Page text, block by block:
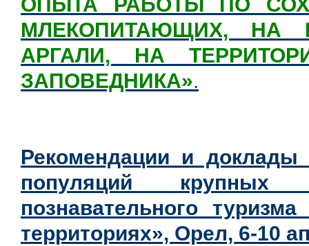
МЛЕКОПИТАЮЩИХ, НА
АРГАЛИ, НА
ЗАПОВЕДНИКА».
Рекомендации и доклады
популяций крупных
познавательного
территориях», Орел, 6-10